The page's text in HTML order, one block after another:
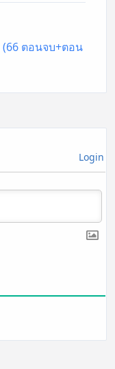
ตอนจบ+ตอน
Login